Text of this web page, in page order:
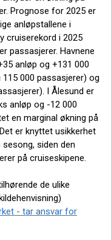
Prognose for 2025 er
anløpstallene i
cruiserekord i 2025
passasjerer. Havnene
anløp og +131 000
000 passasjerer) og
I Ålesund er
anløp og -12 000
en marginal økning på
er knyttet usikkerhet
siden den
på cruiseskipene.
de ulike
- tar ansvar for